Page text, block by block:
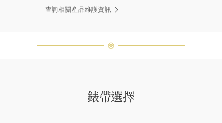
一件高級珠寶作品也是如此：每個寶
石皆與眾不同而採用獨特鑲嵌方式，
查詢相關產品維護資訊
錶帶選擇